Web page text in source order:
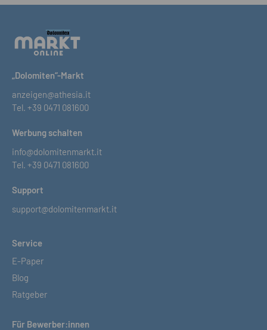
„Dolomiten“-Markt
anzeigen@athesia.it
Tel. +39 0471 081600
Werbung schalten
info@dolomitenmarkt.it
Tel. +39 0471 081600
Support
support@dolomitenmarkt.it
Service
E-Paper
Blog
Ratgeber
Für Bewerber:innen